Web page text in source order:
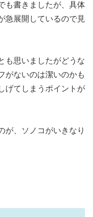
も書きましたが、具体
急展開しているので見
も思いましたがどうな
がないのは潔いのかも
げてしまうポイントが
が、ソノコがいきなり